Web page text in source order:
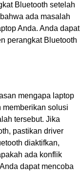
Bluetooth setelah
ada masalah
Anda. Anda dapat
perangkat Bluetooth
mengapa laptop
memberikan solusi
tersebut. Jika
pastikan driver
diaktifkan,
ada konflik
dapat mencoba